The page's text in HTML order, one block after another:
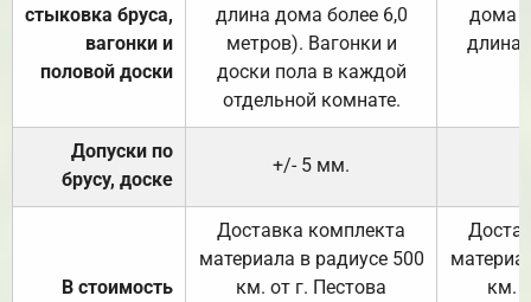
стыковка бруса,
вагонки и
половой доски
длина дома более 6,0
метров). Вагонки и
доски пола в каждой
отдельной комнате.
дома
длина
Допуски по
брусу, доске
+/- 5 мм.
В стоимость
Доставка комплекта
материала в радиусе 500
км. от г. Пестова
км.